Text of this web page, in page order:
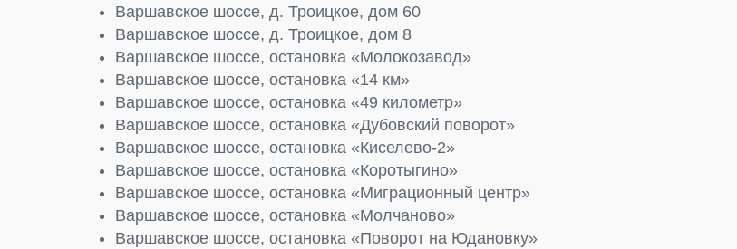
Варшавское шоссе, д. Троицкое, дом 60
Варшавское шоссе, д. Троицкое, дом 8
Варшавское шоссе, остановка «Молокозавод»
Варшавское шоссе, остановка «14 км»
Варшавское шоссе, остановка «49 километр»
Варшавское шоссе, остановка «Дубовский поворот»
Варшавское шоссе, остановка «Киселево-2»
Варшавское шоссе, остановка «Коротыгино»
Варшавское шоссе, остановка «Миграционный центр»
Варшавское шоссе, остановка «Молчаново»
Варшавское шоссе, остановка «Поворот на Юдановку»